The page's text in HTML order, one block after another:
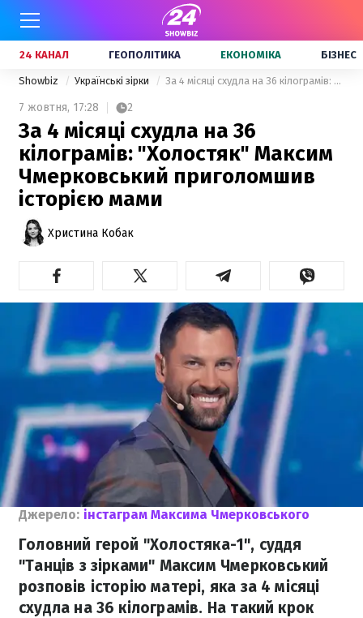
24 КАНАЛ ГЕОПОЛІТИКА ЕКОНОМІКА БІЗНЕС
Showbiz Українські зірки За 4 місяці схудла на 36 кілограмів: "Холостяк" Максим Чмерковський приголомшив історією мами
7 жовтня, 17:28 2
За 4 місяці схудла на 36
кілограмів: "Холостяк" Максим
Чмерковський приголомшив
історією мами
Христина Кобак
Джерело: інстаграм Максима Чмерковського
Головний герой "Холостяка-1", суддя
"Танців з зірками" Максим Чмерковський
розповів історію матері, яка за 4 місяці
схудла на 36 кілограмів. На такий крок